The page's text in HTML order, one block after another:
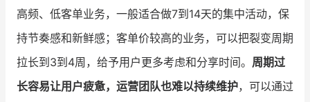
高频、低客单业务，一般适合做7到14天的集中活动，保
持节奏感和新鲜感；客单价较高的业务，可以把裂变周期
拉长到3到4周，给予用户更多考虑和分享时间。 周期过
长容易让用户疲惫，运营团队也难以持续维护，可以通过